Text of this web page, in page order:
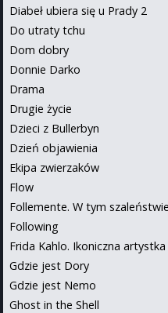
Diabeł ubiera się u Prady 2
Do utraty tchu
Dom dobry
Donnie Darko
Drama
Drugie życie
Dzieci z Bullerbyn
Dzień objawienia
Ekipa zwierzaków
Flow
Follemente. W tym
Following
Frida Kahlo. Ikoniczna artystka
Gdzie jest Dory
Gdzie jest Nemo
Ghost in the Shell